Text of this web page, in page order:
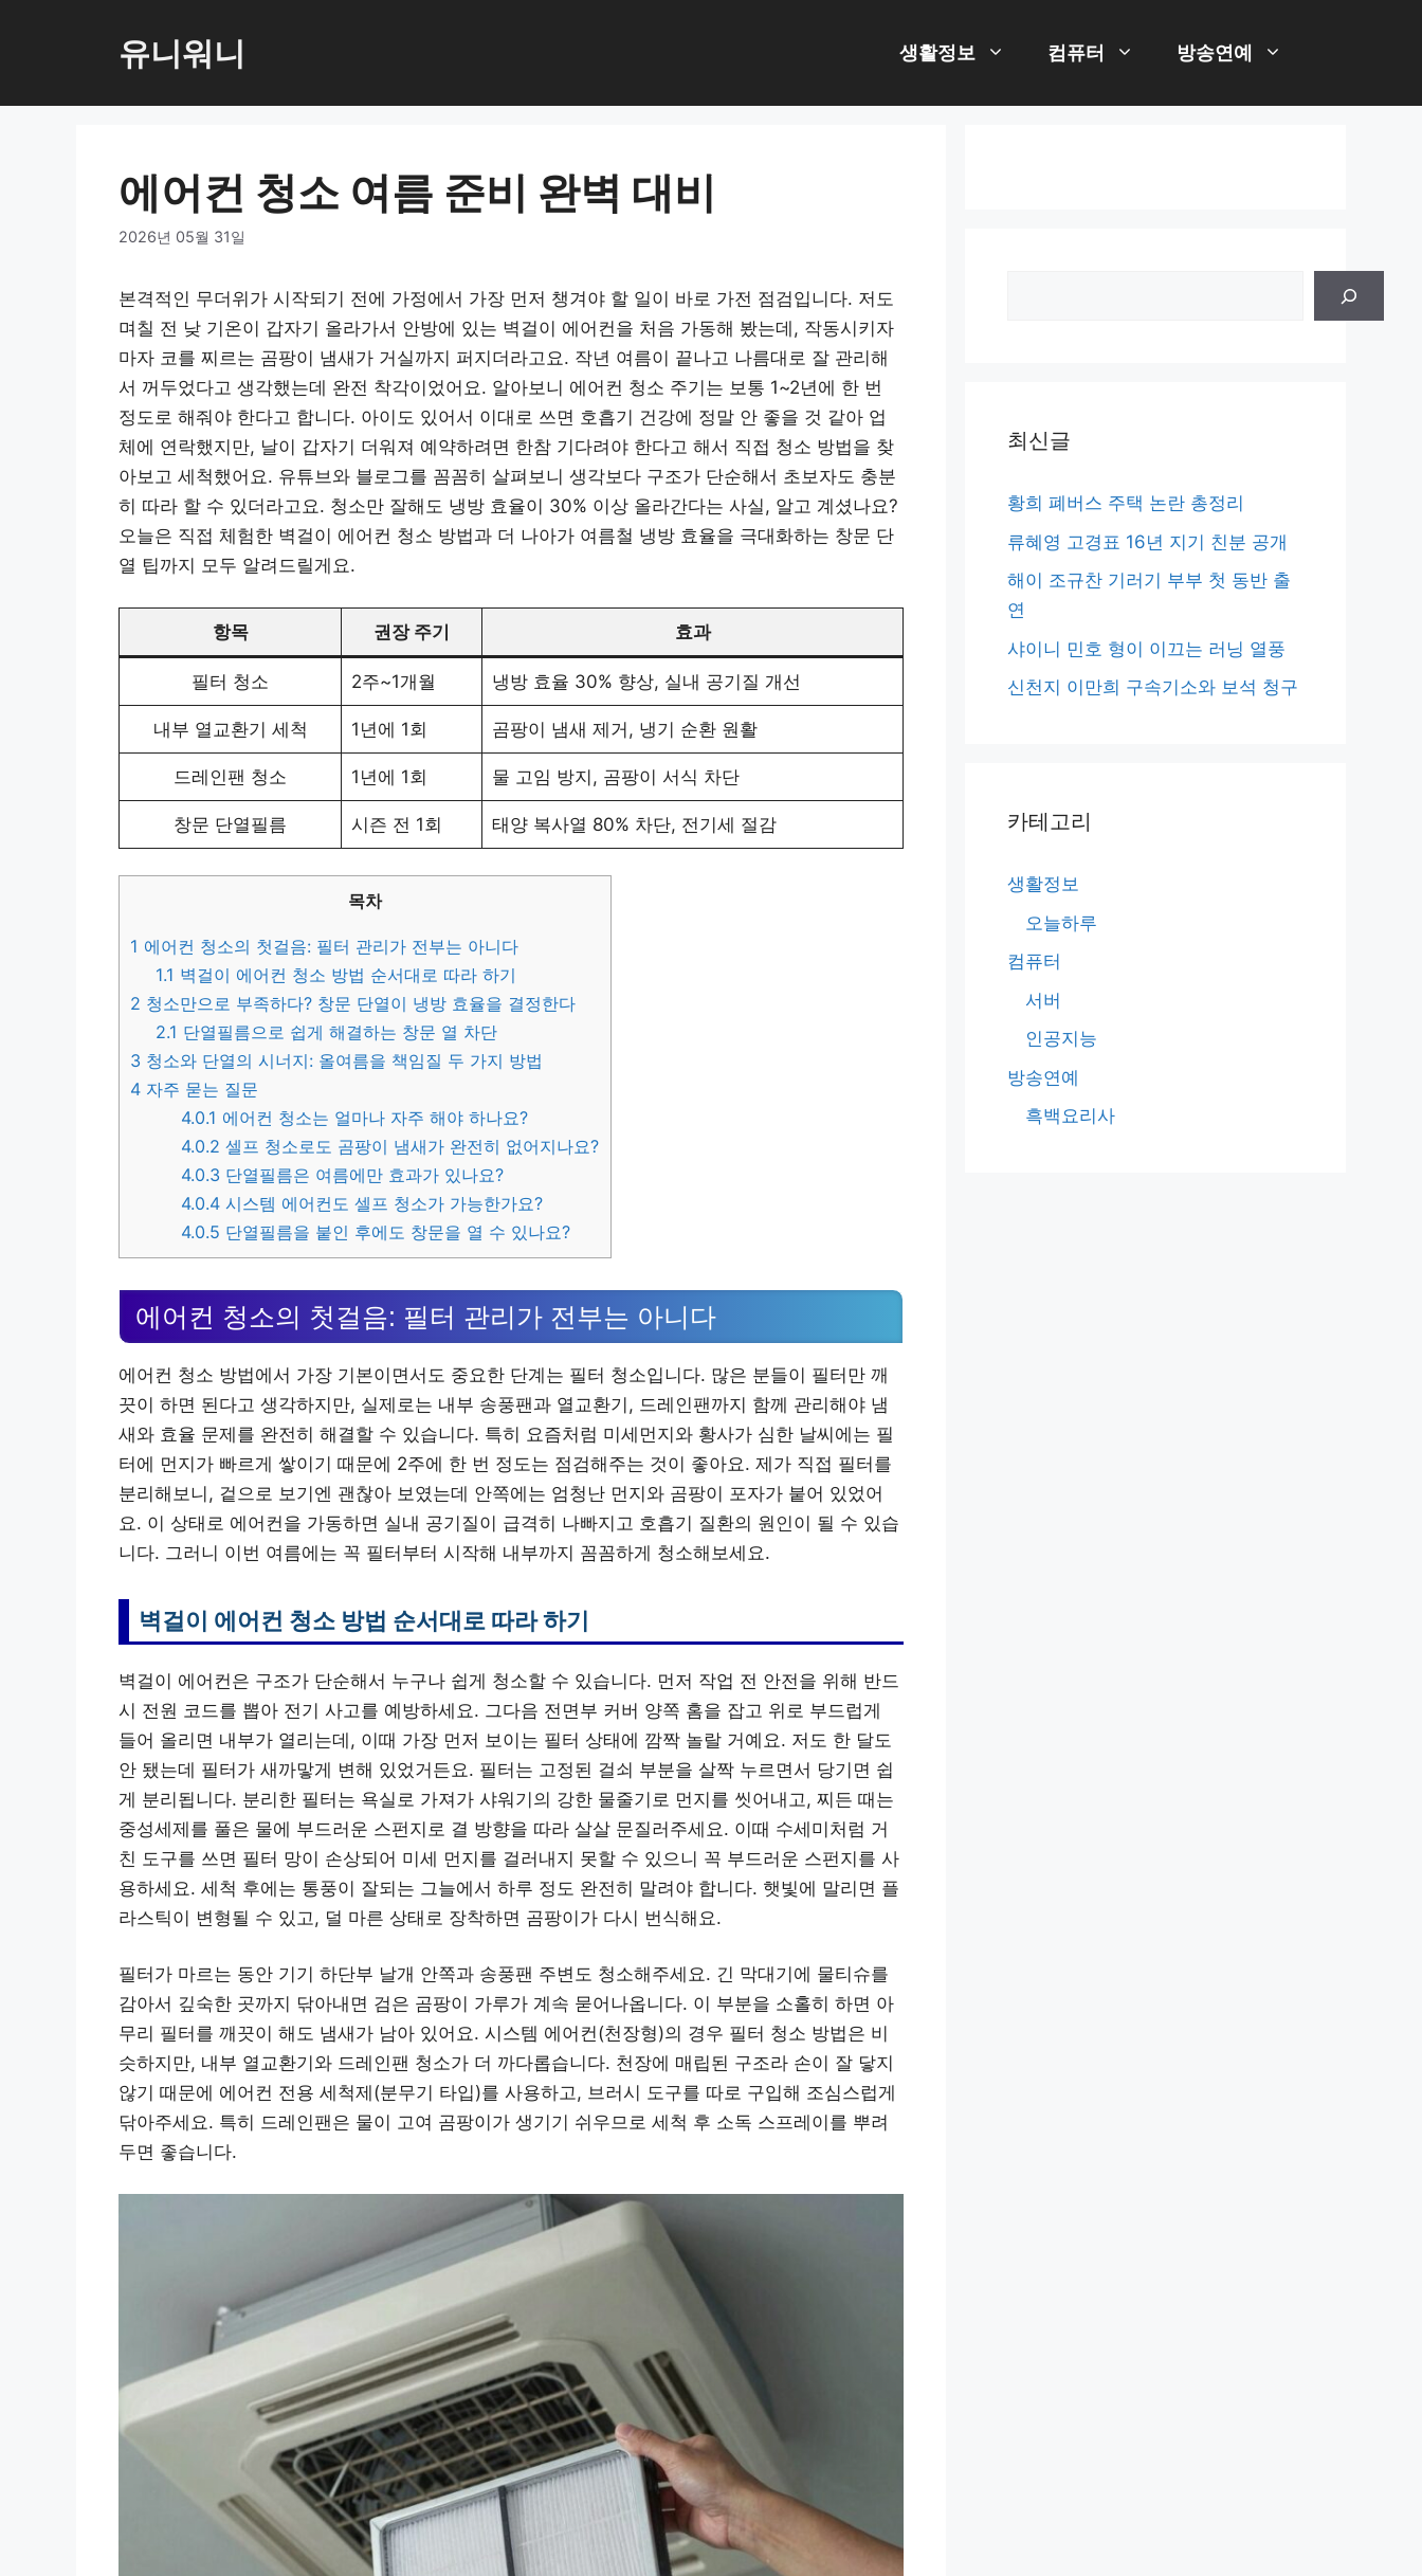
로
유니워니 생활정보 컴퓨터 방송연예
에어컨 청소 여름 준비 완벽 대비
2026년 05월 31일
본격적인 무더위가 시작되기 전에 가정에서 가장 먼저 챙겨야 할 일이 바로 가전 점검입니다. 저도
며칠 전 낮 기온이 갑자기 올라가서 안방에 있는 벽걸이 에어컨을 처음 가동해 봤는데, 작동시키자
마자 코를 찌르는 곰팡이 냄새가 거실까지 퍼지더라고요. 작년 여름이 끝나고 나름대로 잘 관리해
서 꺼두었다고 생각했는데 완전 착각이었어요. 알아보니 에어컨 청소 주기는 보통 1~2년에 한 번
정도로 해줘야 한다고 합니다. 아이도 있어서 이대로 쓰면 호흡기 건강에 정말 안 좋을 것 같아 업
체에 연락했지만, 날이 갑자기 더워져 예약하려면 한참 기다려야 한다고 해서 직접 청소 방법을 찾
아보고 세척했어요. 유튜브와 블로그를 꼼꼼히 살펴보니 생각보다 구조가 단순해서 초보자도 충분
히 따라 할 수 있더라고요. 청소만 잘해도 냉방 효율이 30% 이상 올라간다는 사실, 알고 계셨나요?
오늘은 직접 체험한 벽걸이 에어컨 청소 방법과 더 나아가 여름철 냉방 효율을 극대화하는 창문 단
열 팁까지 모두 알려드릴게요.
항목 권장 주기 효과
필터 청소 2주~1개월 냉방 효율 30% 향상, 실내 공기질 개선
내부 열교환기 세척 1년에 1회 곰팡이 냄새 제거, 냉기 순환 원활
드레인팬 청소 1년에 1회 물 고임 방지, 곰팡이 서식 차단
창문 단열필름 시즌 전 1회 태양 복사열 80% 차단, 전기세 절감
목차
1 에어컨 청소의 첫걸음: 필터 관리가 전부는 아니다
1.1 벽걸이 에어컨 청소 방법 순서대로 따라 하기
2 청소만으로 부족하다? 창문 단열이 냉방 효율을 결정한다
2.1 단열필름으로 쉽게 해결하는 창문 열 차단
3 청소와 단열의 시너지: 올여름을 책임질 두 가지 방법
4 자주 묻는 질문
4.0.1 에어컨 청소는 얼마나 자주 해야 하나요?
4.0.2 셀프 청소로도 곰팡이 냄새가 완전히 없어지나요?
4.0.3 단열필름은 여름에만 효과가 있나요?
4.0.4 시스템 에어컨도 셀프 청소가 가능한가요?
4.0.5 단열필름을 붙인 후에도 창문을 열 수 있나요?
에어컨 청소의 첫걸음: 필터 관리가 전부는 아니다
에어컨 청소 방법에서 가장 기본이면서도 중요한 단계는 필터 청소입니다. 많은 분들이 필터만 깨
끗이 하면 된다고 생각하지만, 실제로는 내부 송풍팬과 열교환기, 드레인팬까지 함께 관리해야 냄
새와 효율 문제를 완전히 해결할 수 있습니다. 특히 요즘처럼 미세먼지와 황사가 심한 날씨에는 필
터에 먼지가 빠르게 쌓이기 때문에 2주에 한 번 정도는 점검해주는 것이 좋아요. 제가 직접 필터를
분리해보니, 겉으로 보기엔 괜찮아 보였는데 안쪽에는 엄청난 먼지와 곰팡이 포자가 붙어 있었어
요. 이 상태로 에어컨을 가동하면 실내 공기질이 급격히 나빠지고 호흡기 질환의 원인이 될 수 있습
니다. 그러니 이번 여름에는 꼭 필터부터 시작해 내부까지 꼼꼼하게 청소해보세요.
벽걸이 에어컨 청소 방법 순서대로 따라 하기
벽걸이 에어컨은 구조가 단순해서 누구나 쉽게 청소할 수 있습니다. 먼저 작업 전 안전을 위해 반드
시 전원 코드를 뽑아 전기 사고를 예방하세요. 그다음 전면부 커버 양쪽 홈을 잡고 위로 부드럽게
들어 올리면 내부가 열리는데, 이때 가장 먼저 보이는 필터 상태에 깜짝 놀랄 거예요. 저도 한 달도
안 됐는데 필터가 새까맣게 변해 있었거든요. 필터는 고정된 걸쇠 부분을 살짝 누르면서 당기면 쉽
게 분리됩니다. 분리한 필터는 욕실로 가져가 샤워기의 강한 물줄기로 먼지를 씻어내고, 찌든 때는
중성세제를 풀은 물에 부드러운 스펀지로 결 방향을 따라 살살 문질러주세요. 이때 수세미처럼 거
친 도구를 쓰면 필터 망이 손상되어 미세 먼지를 걸러내지 못할 수 있으니 꼭 부드러운 스펀지를 사
용하세요. 세척 후에는 통풍이 잘되는 그늘에서 하루 정도 완전히 말려야 합니다. 햇빛에 말리면 플
라스틱이 변형될 수 있고, 덜 마른 상태로 장착하면 곰팡이가 다시 번식해요.
필터가 마르는 동안 기기 하단부 날개 안쪽과 송풍팬 주변도 청소해주세요. 긴 막대기에 물티슈를
감아서 깊숙한 곳까지 닦아내면 검은 곰팡이 가루가 계속 묻어나옵니다. 이 부분을 소홀히 하면 아
무리 필터를 깨끗이 해도 냄새가 남아 있어요. 시스템 에어컨(천장형)의 경우 필터 청소 방법은 비
슷하지만, 내부 열교환기와 드레인팬 청소가 더 까다롭습니다. 천장에 매립된 구조라 손이 잘 닿지
않기 때문에 에어컨 전용 세척제(분무기 타입)를 사용하고, 브러시 도구를 따로 구입해 조심스럽게
닦아주세요. 특히 드레인팬은 물이 고여 곰팡이가 생기기 쉬우므로 세척 후 소독 스프레이를 뿌려
두면 좋습니다.
최신글
황희 폐버스 주택 논란 총정리
류혜영 고경표 16년 지기 친분 공개
해이 조규찬 기러기 부부 첫 동반 출
연
샤이니 민호 형이 이끄는 러닝 열풍
신천지 이만희 구속기소와 보석 청구
카테고리
생활정보
오늘하루
컴퓨터
서버
인공지능
방송연예
흑백요리사